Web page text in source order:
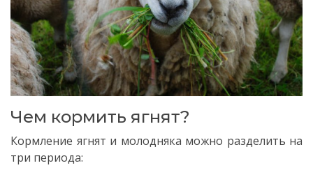
Чем кормить ягнят?
Кормление ягнят и молодняка можно разделить на
три периода: